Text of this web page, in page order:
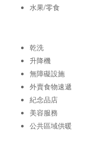
水果/零食
乾洗
升降機
無障礙設施
外賣食物速遞
紀念品店
美容服務
公共區域供暖